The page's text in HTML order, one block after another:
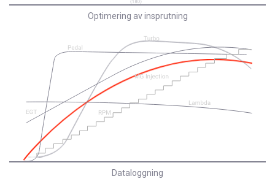
Optimering av insprutning
Dataloggning